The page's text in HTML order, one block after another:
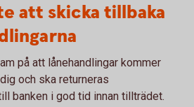
att skicka tillbaka
på att lånehandlingar kommer
och ska returneras
banken i god tid innan tillträdet.